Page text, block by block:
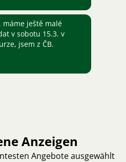
máme ještě malé
v sobotu 15.3. v
jsem z ČB.
Anzeigen
Angebote ausgewählt